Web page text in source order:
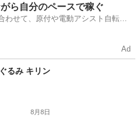
イブレード
ら自分のペースで稼ぐ
わせて、原付や電動アシスト自転車
Ad
るみ キリン
8月8日